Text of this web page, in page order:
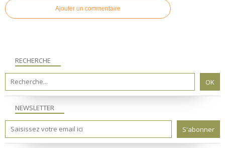
Ajouter un commentaire
NEWSLETTER
RECHERCHE